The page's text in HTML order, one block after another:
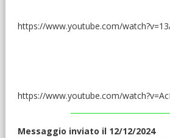
https://www.youtube.com/
https://www.youtube.com/
Messaggio inviato il 12/12/2024